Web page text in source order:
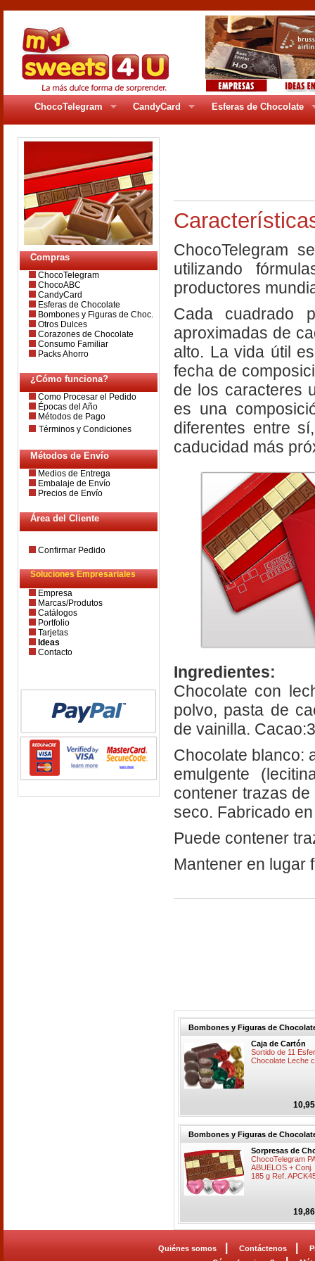
ChocoTelegram CandyCard Esferas de Chocolate
Compras
ChocoTelegram
ChocoABC
CandyCard
Esferas de Chocolate
Bombones y Figuras de Choc.
Otros Dulces
Corazones de Chocolate
Consumo Familiar
Packs Ahorro
¿Cómo funciona?
Como Procesar el Pedido
Épocas del Año
Métodos de Pago
Términos y Condiciones
Métodos de Envío
Medios de Entrega
Embalaje de Envío
Precios de Envío
Área del Cliente
Confirmar Pedido
Soluciones Empresariales
Empresa
Marcas/Produtos
Catálogos
Portfolio
Tarjetas
Ideas
Contacto
ChocoTelegram
utilizando
productores
Cada cuadrado
aproximadas de
alto. La vida útil
fecha de
de los caracteres
es una
diferentes entre
caducidad más
Ingredientes:
Chocolate con
polvo, pasta de
de vainilla.
Chocolate blanco:
emulgente
contener trazas
seco. Fabricado
Puede contener
Mantener en lugar
Bombones y Figuras de
Caja de Cartón
Sortido de 11
Chocolate Leche
Bombones y Figuras de
Sorpresas de
ChocoTelegram
ABUELOS +
185 g Ref.
Quiénes somos Contáctenos